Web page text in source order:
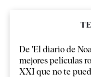
De 'El diario de
mejores películas
XXI que no te